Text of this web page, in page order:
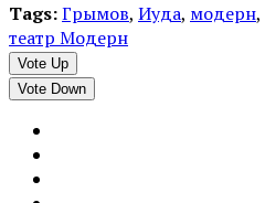
Tags:Грымов, Иуда, модерн,
театр Модерн
Vote Up
Vote Down